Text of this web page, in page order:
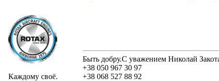
Каждому своё.
Быть добру.С уважением Николай
+38 050 967 30 97
+38 068 527 88 92